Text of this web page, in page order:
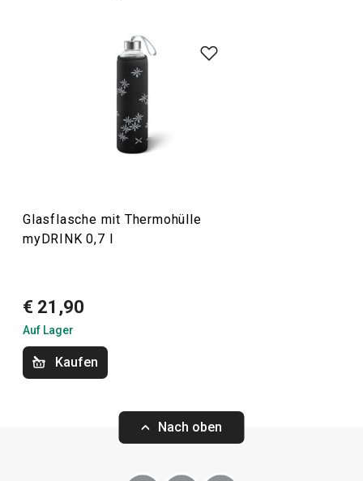
sowie und Filterkessel. Alles, was Sie
Getränken
myDRINK-Sortiment aufgenommen. Unsere
alkoholfreie und alkoholische Getränke
zeitlosen Look und ein einzigartiges Design.
Outdoor-Aktivitäten
Glasflasche mit Thermohülle
myDRINK 0,7 l
€ 21,90
Auf Lager
Kaufen
Nach oben